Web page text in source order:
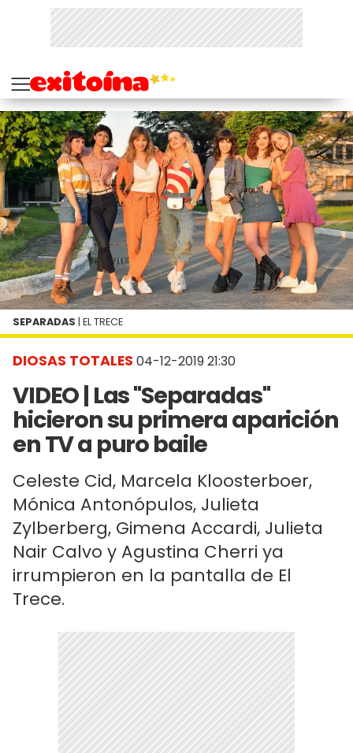
DIOSAS TOTALES 04-12-2019 21:30
VIDEO | Las "Separadas"
hicieron su primera aparición
en TV a puro baile
Celeste Cid, Marcela Kloosterboer,
Mónica Antonópulos, Julieta
Zylberberg, Gimena Accardi, Julieta
Nair Calvo y Agustina Cherri ya
irrumpieron en la pantalla de El
Trece.
SEPARADAS | EL TRECE